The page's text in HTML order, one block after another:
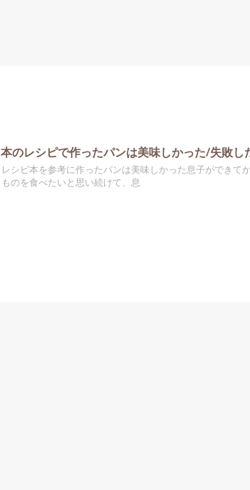
本のレシピで作ったパンは美味しかった/失敗し
レシピ本を参考に作ったパンは美味しかった息子ができて
ものを食べたいと思い続けて、息